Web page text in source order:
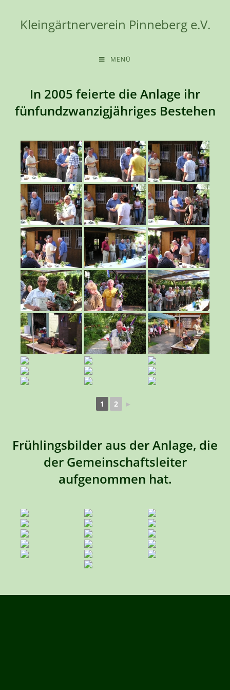
springenKleingärtnerverein Pinneberg e.V.
MENÜ
In 2005 feierte die Anlage ihr
fünfundzwanzigjähriges Bestehen
1 2 ►
Frühlingsbilder aus der Anlage, die
der Gemeinschaftsleiter
aufgenommen hat.